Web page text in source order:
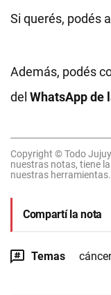
Si querés, podés
Además, podés
del WhatsApp de
Copyright © Todo
nuestras notas, tiene
nuestras
Compartí la nota
Temas